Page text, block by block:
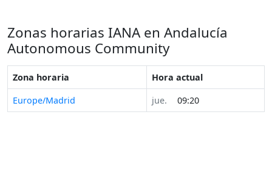
Zonas horarias IANA en Andalucía
Autonomous Community
Zona horaria
Hora actual
Europe/Madrid
jue. 09:20